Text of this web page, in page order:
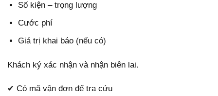
Số kiện – trọng lượng
Cước phí
Giá trị khai báo (nếu có)
Khách ký xác nhận và nhận biên lai.
✔ Có mã vận đơn để tra cứu